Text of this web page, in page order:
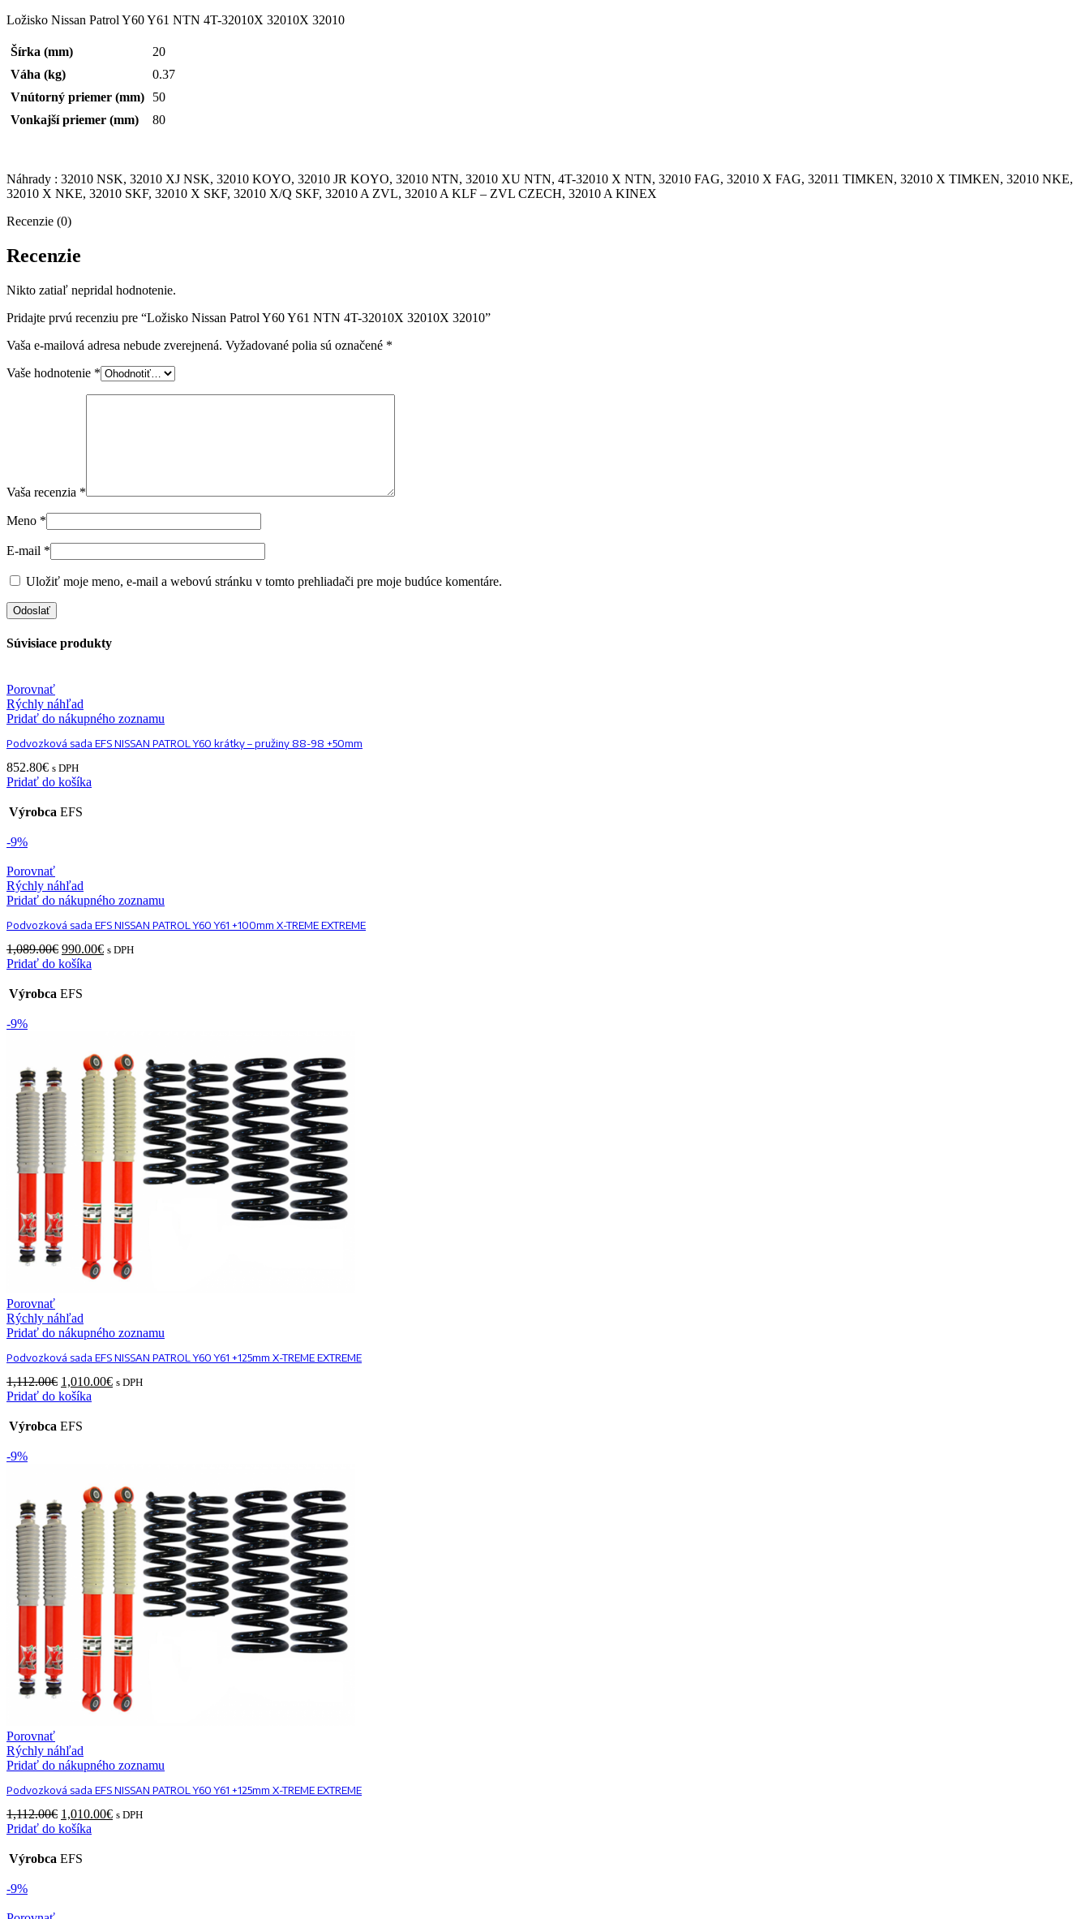
Ložisko Nissan Patrol Y60 Y61 NTN 4T-32010X 32010X 32010
Šírka (mm)
20
Váha (kg)
0.37
Vnútorný priemer (mm)
50
Vonkajší priemer (mm)
80
Náhrady : 32010 NSK, 32010 XJ NSK, 32010 KOYO, 32010 JR KOYO, 32010 NTN, 32010 XU NTN, 4T-32010 X NTN, 32010 FAG, 32010 X FAG, 32011 TIMKEN, 32010 X TIMKEN, 32010 NKE,
32010 X NKE, 32010 SKF, 32010 X SKF, 32010 X/Q SKF, 32010 A ZVL, 32010 A KLF – ZVL CZECH, 32010 A KINEX
Recenzie (0)
Recenzie
Nikto zatiaľ nepridal hodnotenie.
Pridajte prvú recenziu pre “Ložisko Nissan Patrol Y60 Y61 NTN 4T-32010X 32010X 32010”
Vaša e-mailová adresa nebude zverejnená. Vyžadované polia sú označené *
Vaše hodnotenie *
Vaša recenzia *
Meno *
E-mail *
Uložiť moje meno, e-mail a webovú stránku v tomto prehliadači pre moje budúce komentáre.
Súvisiace produkty
Porovnať
Rýchly náhľad
Pridať do nákupného zoznamu
Podvozková sada EFS NISSAN PATROL Y60 krátky – pružiny 88-98 +50mm
852.80€ s DPH
Pridať do košíka
Výrobca EFS
-9%
Porovnať
Rýchly náhľad
Pridať do nákupného zoznamu
Podvozková sada EFS NISSAN PATROL Y60 Y61 +100mm X-TREME EXTREME
1,089.00€ Original
price
1,089.00€.
990.00€Current
s DPH
Pridať do košíka
Výrobca EFS
-9%
Porovnať
Rýchly náhľad
Pridať do nákupného zoznamu
Podvozková sada EFS NISSAN PATROL Y60 Y61 +125mm X-TREME EXTREME
1,112.00€ Original
price
1,112.00€.
1,010.00€Current
s DPH
Pridať do košíka
Výrobca EFS
-9%
Porovnať
Rýchly náhľad
Pridať do nákupného zoznamu
Podvozková sada EFS NISSAN PATROL Y60 Y61 +125mm X-TREME EXTREME
1,112.00€ Original
price
1,112.00€.
1,010.00€Current
s DPH
Pridať do košíka
Výrobca EFS
-9%